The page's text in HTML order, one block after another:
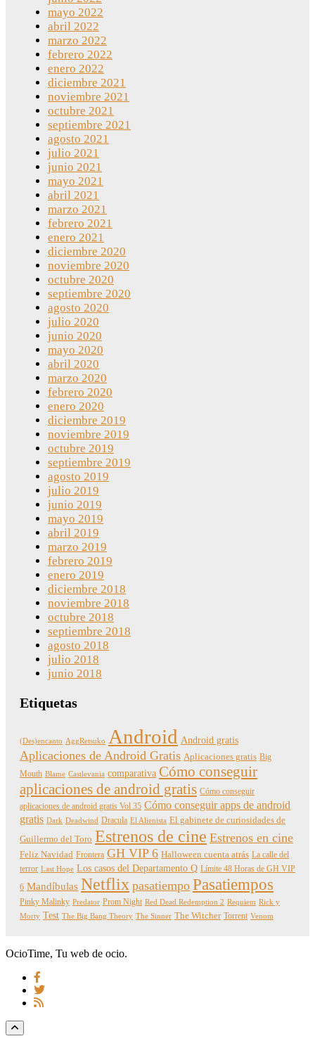
mayo 2022
abril 2022
marzo 2022
febrero 2022
enero 2022
diciembre 2021
noviembre 2021
octubre 2021
septiembre 2021
agosto 2021
julio 2021
junio 2021
mayo 2021
abril 2021
marzo 2021
febrero 2021
enero 2021
diciembre 2020
noviembre 2020
octubre 2020
septiembre 2020
agosto 2020
julio 2020
junio 2020
mayo 2020
abril 2020
marzo 2020
febrero 2020
enero 2020
diciembre 2019
noviembre 2019
octubre 2019
septiembre 2019
agosto 2019
julio 2019
junio 2019
mayo 2019
abril 2019
marzo 2019
febrero 2019
enero 2019
diciembre 2018
noviembre 2018
octubre 2018
septiembre 2018
agosto 2018
julio 2018
junio 2018
Etiquetas
(Des)encanto AggRetsuko Android Android gratis
Aplicaciones de Android Gratis Aplicaciones gratis Big
Mouth Blame Castlevania comparativa Cómo conseguir
aplicaciones de android gratis Cómo conseguir
aplicaciones de android gratis Vol 35 Cómo conseguir apps de android
gratis Dark Deadwind Dracula El Alienista El gabinete de curiosidades de
Guillermo del Toro Estrenos de cine Estrenos en cine
Feliz Navidad Frontera GH VIP 6 Halloween cuenta atrás La calle del
terror Last Hope Los casos del Departamento Q Límite 48 Horas de GH VIP
6 Mandíbulas Netflix pasatiempo Pasatiempos
Pinky Malinky Predator Prom Night Red Dead Redemption 2 Requiem Rick y
Morty Test The Big Bang Theory The Sinner The Witcher Torrent Venom
OcioTime, Tu web de ocio.